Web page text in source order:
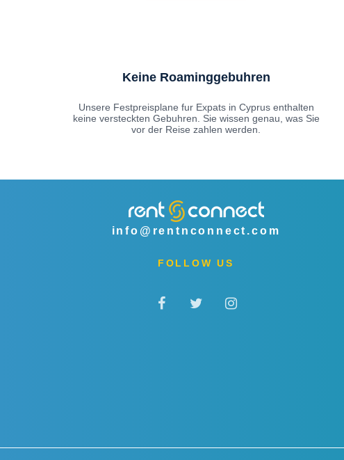
Keine Roaminggebuhren
Unsere Festpreisplane fur Expats in Cyprus enthalten
keine versteckten Gebuhren. Sie wissen genau, was Sie
vor der Reise zahlen werden.
info@rentnconnect.com
FOLLOW US